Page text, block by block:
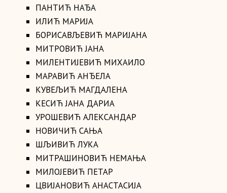
ПАНТИЋ НАЂА
ИЛИЋ МАРИЈА
БОРИСАВЉЕВИЋ МАРИЈАНА
МИТРОВИЋ ЈАНА
МИЛЕНТИЈЕВИЋ МИХАИЛО
МАРАВИЋ АНЂЕЛА
КУВЕЉИЋ МАГДАЛЕНА
КЕСИЋ ЈАНА ДАРИА
УРОШЕВИЋ АЛЕКСАНДАР
НОВИЧИЋ САЊА
ШЉИВИЋ ЛУКА
МИТРАШИНОВИЋ НЕМАЊА
МИЛОЈЕВИЋ ПЕТАР
ЦВИЈАНОВИЋ АНАСТАСИЈА